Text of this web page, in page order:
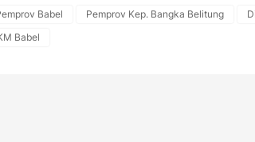
Babel Pemprov Kep. Bangka Belitung
Babel